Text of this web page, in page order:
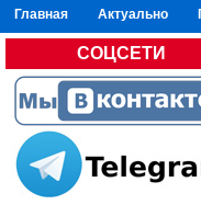
Главная Актуально
СОЦСЕТИ